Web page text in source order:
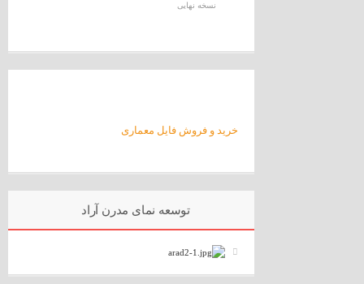
نسخه نهایی
خرید و فروش فایل معماری
توسعه نمای مدرن آراد